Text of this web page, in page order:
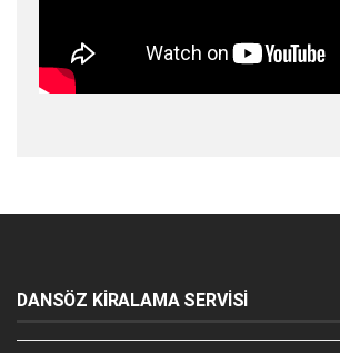
DANSÖZ KİRALAMA SERVİSİ